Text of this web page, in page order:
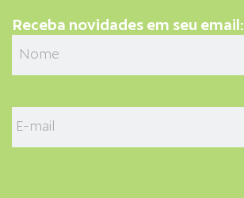
Receba novidades em seu email: